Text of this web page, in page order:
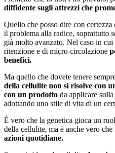
diffidente sugli attrezzi che
Quello che posso dire con
il problema alla radice, soprattutto
già molto avanzato. Nel caso in
ritenzione e di micro-circolazione
benefici.
Ma quello che dovete tenere
della cellulite non si risolve con
con un prodotto da applicare
adottando uno stile di vita di un
È vero che la genetica gioca un
della cellulite, ma è anche vero che
azioni quotidiane.